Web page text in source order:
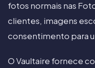
fotos normais nas
clientes, imagens
consentimento para
O Vaultaire fornece